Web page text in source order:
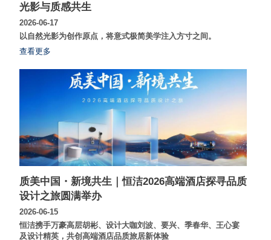
光影与质感共生
2026-06-17
以自然光影为创作原点，将意式极简美学注入方寸之间。
查看更多
质美中国・新境共生｜恒洁2026高端酒店探寻品质
设计之旅圆满举办
2026-06-15
恒洁携手万豪高层胡彬、设计大咖刘波、要兴、季春华、王心宴
及设计精英，共创高端酒店品质旅居新体验